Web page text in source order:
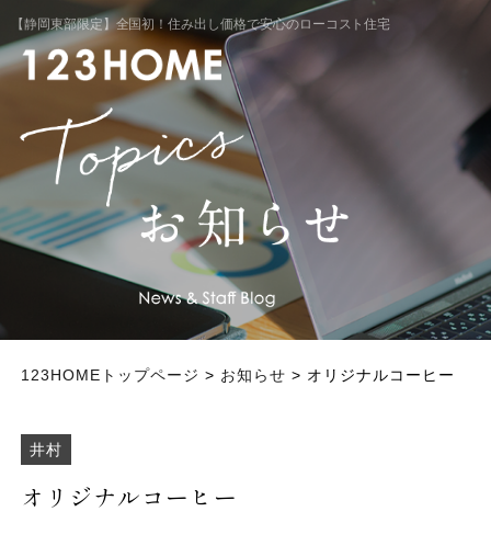
【静岡東部限定】全国初！住み出し価格で安心のローコスト住宅
123HOMEトップページ > お知らせ > オリジナルコーヒー
井村
オリジナルコーヒー